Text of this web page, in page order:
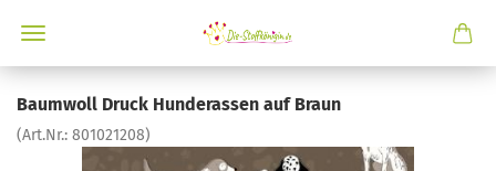
Baumwoll Druck Hunderassen auf Braun
(Art.Nr.: 801021208)